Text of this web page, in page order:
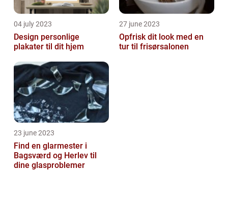
04 july 2023
Design personlige
plakater til dit hjem
27 june 2023
Opfrisk dit look med en
tur til frisørsalonen
23 june 2023
Find en glarmester i
Bagsværd og Herlev til
dine glasproblemer